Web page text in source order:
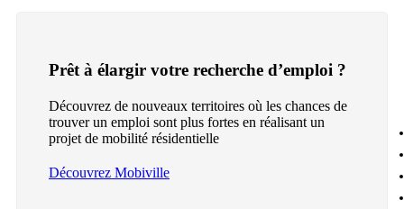
Prêt à élargir votre recherche d’emploi ?
Découvrez de nouveaux territoires où les chances de
trouver un emploi sont plus fortes en réalisant un
projet de mobilité résidentielle
Découvrez Mobiville